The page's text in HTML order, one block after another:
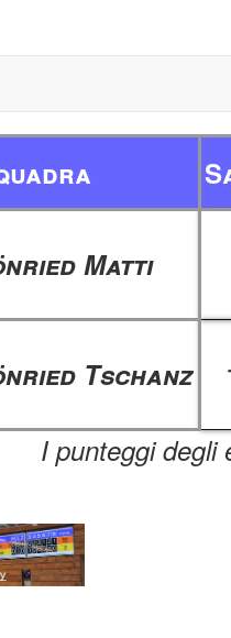
Matti
Tschanz
I punteggi degli